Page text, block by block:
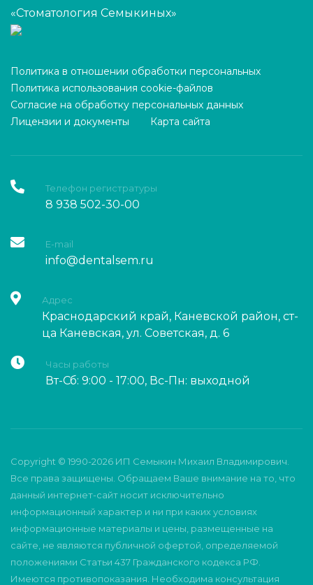
«Стоматология Семыкиных»
Политика в отношении обработки персональных
Политика использования cookie-файлов
Согласие на обработку персональных данных
Лицензии и документы
Карта сайта
Телефон регистратуры
8 938 502-30-00
E-mail
info@dentalsem.ru
Адрес
Краснодарский край, Каневской район, ст-
ца Каневская, ул. Советская, д. 6
Часы работы
Вт-Сб: 9:00 - 17:00, Вс-Пн: выходной
Copyright © 1990-2026 ИП Семыкин Михаил Владимирович.
Все права защищены. Обращаем Ваше внимание на то, что
данный интернет-сайт носит исключительно
информационный характер и ни при каких условиях
информационные материалы и цены, размещенные на
сайте, не являются публичной офертой, определяемой
положениями Статьи 437 Гражданского кодекса РФ.
Имеются противопоказания. Необходима консультация